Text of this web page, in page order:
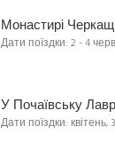
Монастирі
Дати поїздки: 2 - 4
У Почаївську
Дати поїздки: